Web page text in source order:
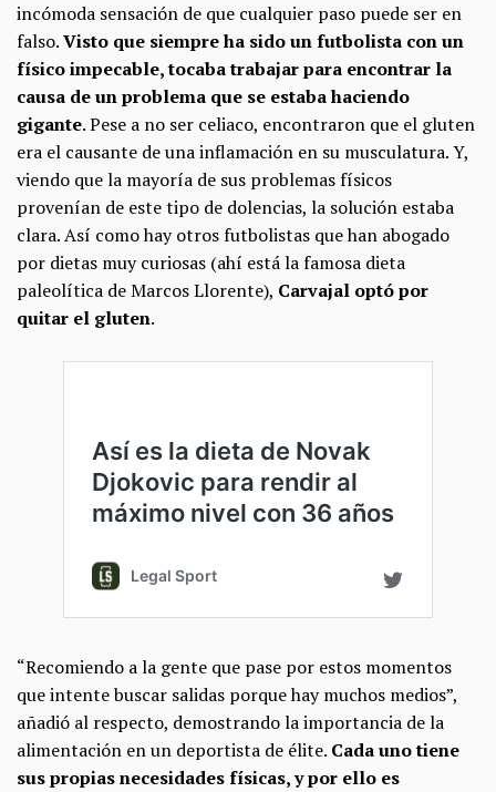
incómoda sensación de que cualquier paso puede ser en
falso.Visto que siempre ha sido un futbolista con un
físico impecable, tocaba trabajar para encontrar la
causa de un problema que se estaba haciendo
gigante. Pese a no ser celiaco, encontraron que el gluten
era el causante de una inflamación en su musculatura. Y,
viendo que la mayoría de sus problemas físicos
provenían de este tipo de dolencias, la solución estaba
clara. Así como hay otros futbolistas que han abogado
por dietas muy curiosas (ahí está la famosa dieta
paleolítica de Marcos Llorente), Carvajal optó por
quitar el gluten.
“Recomiendo a la gente que pase por estos momentos
que intente buscar salidas porque hay muchos medios”,
añadió al respecto, demostrando la importancia de la
alimentación en un deportista de élite. Cada uno tiene
sus propias necesidades físicas, y por ello es